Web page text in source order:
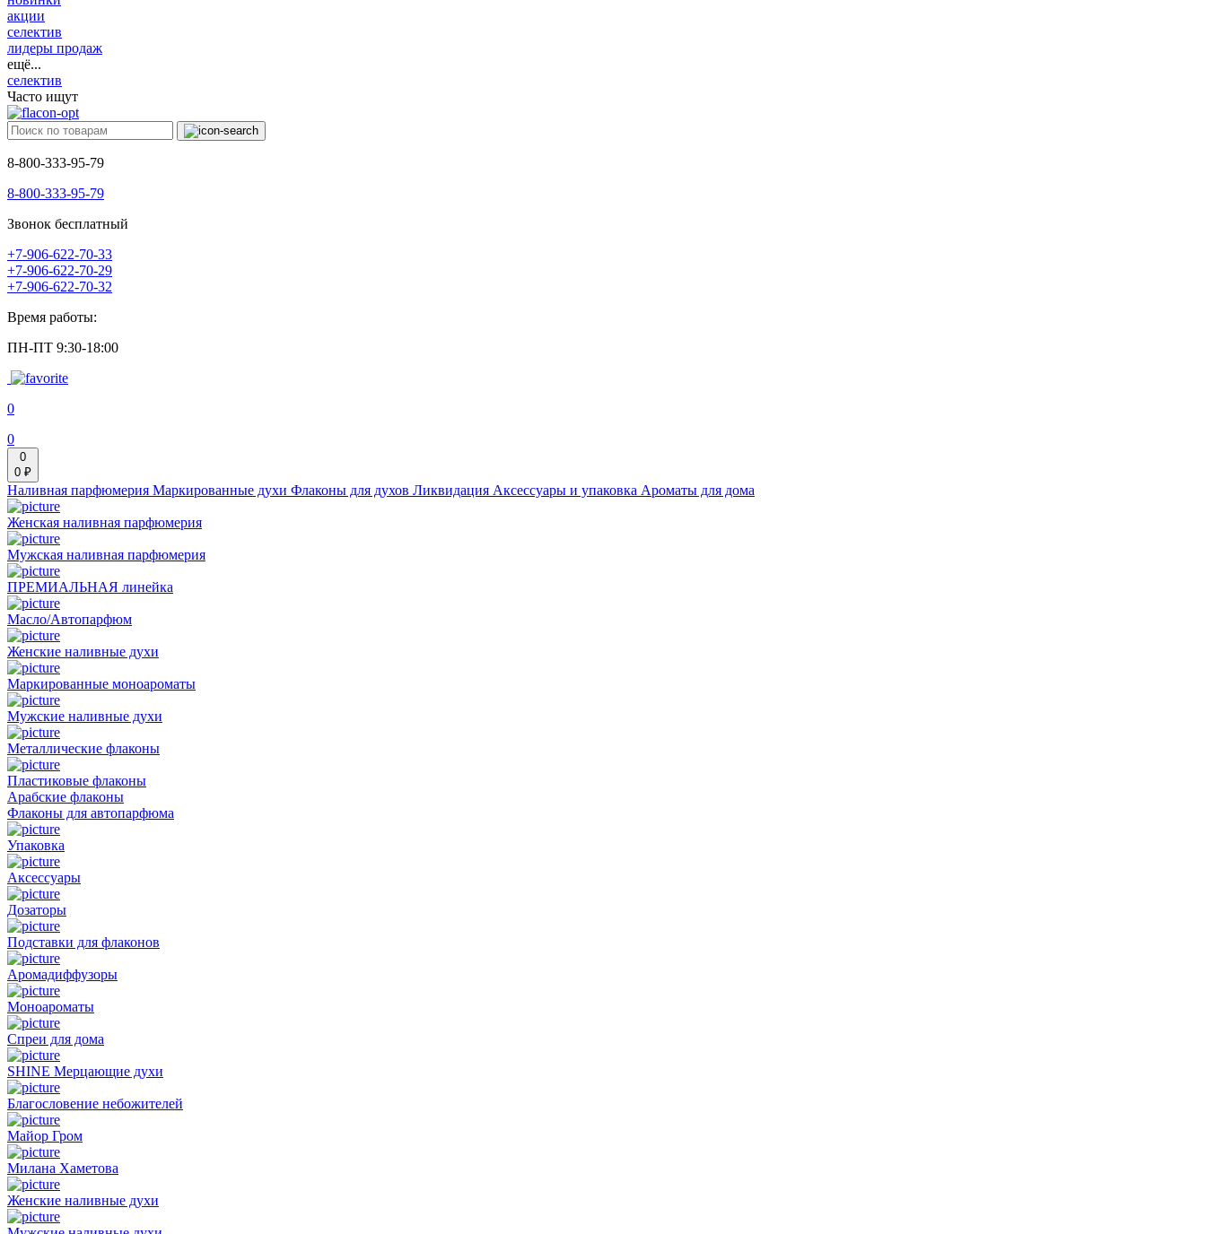
акции
селектив
лидеры продаж
ещё...
селектив
Часто ищут
8-800-333-95-79
8-800-333-95-79
Звонок бесплатный
+7-906-622-70-33
+7-906-622-70-29
+7-906-622-70-32
Время работы:
ПН-ПТ 9:30-18:00
0
0
0
0 ₽
Наливная парфюмерия Маркированные духи Флаконы для духов Ликвидация Аксессуары и упаковка Ароматы для дома
Женская наливная парфюмерия
Мужская наливная парфюмерия
ПРЕМИАЛЬНАЯ линейка
Масло/Автопарфюм
Женские наливные духи
Маркированные моноароматы
Мужские наливные духи
Металлические флаконы
Пластиковые флаконы
Арабские флаконы
Флаконы для автопарфюма
Упаковка
Аксессуары
Дозаторы
Подставки для флаконов
Аромадиффузоры
Моноароматы
Спреи для дома
SHINE Мерцающие духи
Благословение небожителей
Майор Гром
Милана Хаметова
Женские наливные духи